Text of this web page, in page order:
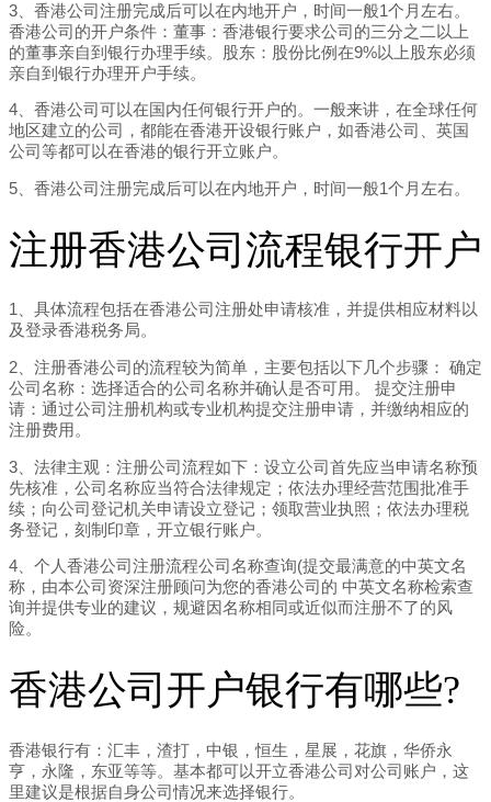
3、香港公司注册完成后可以在内地开户，时间一般1个月左右。
香港公司的开户条件：董事：香港银行要求公司的三分之二以上
的董事亲自到银行办理手续。股东：股份比例在9%以上股东必须
亲自到银行办理开户手续。
4、香港公司可以在国内任何银行开户的。一般来讲，在全球任何
地区建立的公司，都能在香港开设银行账户，如香港公司、英国
公司等都可以在香港的银行开立账户。
5、香港公司注册完成后可以在内地开户，时间一般1个月左右。
注册香港公司流程银行开户
1、具体流程包括在香港公司注册处申请核准，并提供相应材料以
及登录香港税务局。
2、注册香港公司的流程较为简单，主要包括以下几个步骤： 确定
公司名称：选择适合的公司名称并确认是否可用。 提交注册申
请：通过公司注册机构或专业机构提交注册申请，并缴纳相应的
注册费用。
3、法律主观：注册公司流程如下：设立公司首先应当申请名称预
先核准，公司名称应当符合法律规定；依法办理经营范围批准手
续；向公司登记机关申请设立登记；领取营业执照；依法办理税
务登记，刻制印章，开立银行账户。
4、个人香港公司注册流程公司名称查询(提交最满意的中英文名
称，由本公司资深注册顾问为您的香港公司的 中英文名称检索查
询并提供专业的建议，规避因名称相同或近似而注册不了的风
险。
香港公司开户银行有哪些?
香港银行有：汇丰，渣打，中银，恒生，星展，花旗，华侨永
亨，永隆，东亚等等。基本都可以开立香港公司对公司账户，这
里建议是根据自身公司情况来选择银行。